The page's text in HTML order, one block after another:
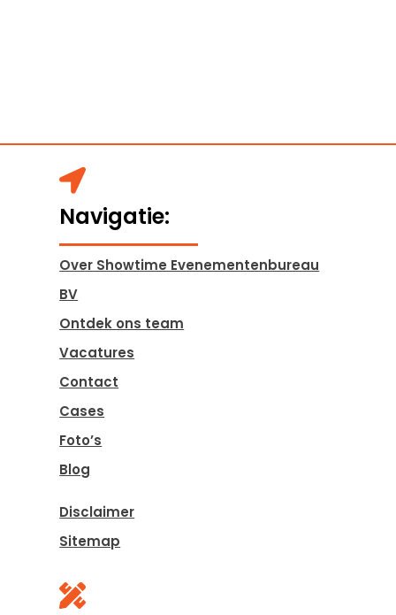

Navigatie:
Over Showtime Evenementenbureau
BV
Ontdek ons team
Vacatures
Contact
Cases
Foto’s
Blog
Disclaimer
Sitemap
